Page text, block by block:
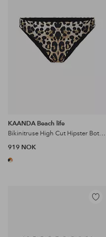
KAANDA Beach life
Bikinitruse High Cut Hipster Bottom
919 NOK
Legg